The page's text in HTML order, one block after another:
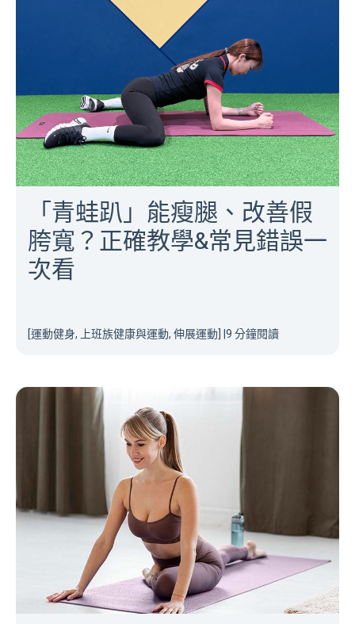
「青蛙趴」能瘦腿、改善假
胯寬？正確教學&常見錯誤一
次看
[運動健身, 上班族健康與運動, 伸展運動] 9 分鐘閱讀